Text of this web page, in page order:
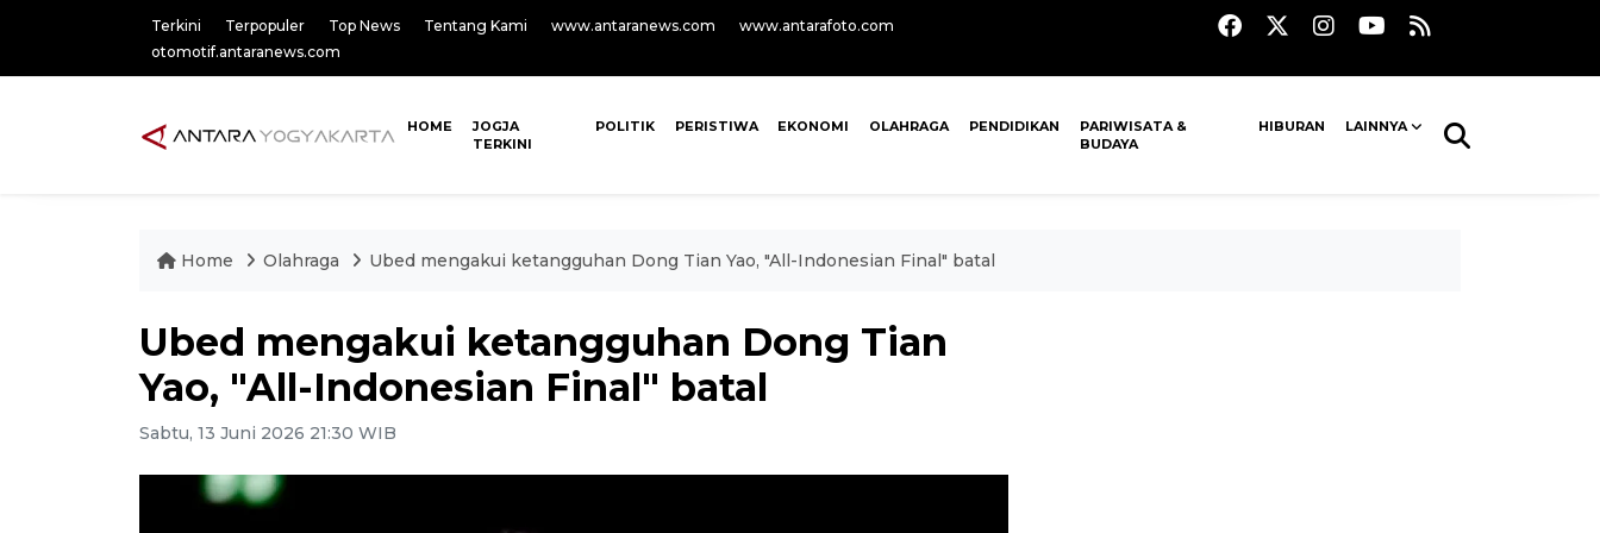
Terkini Terpopuler Top News Tentang Kami www.antaranews.com
www.antarafoto.com
otomotif.antaranews.com
HOME
JOGJA
TERKINI
POLITIK PERISTIWA EKONOMI OLAHRAGA PENDIDIKAN
PARIWISATA &
BUDAYA
HIBURAN LAINNYA
Home Olahraga Ubed mengakui ketangguhan Dong Tian Yao, "All-Indonesian Final" batal
Ubed mengakui ketangguhan Dong Tian
Yao, "All-Indonesian Final" batal
Sabtu, 13 Juni 2026 21:30 WIB